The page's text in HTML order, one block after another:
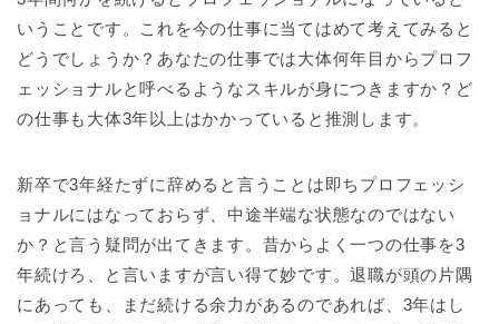
いうことです。これを今の仕事に当てはめて考えてみると
どうでしょうか？あなたの仕事では大体何年目からプロフ
ェッショナルと呼べるようなスキルが身につきますか？ど
の仕事も大体3年以上はかかっていると推測します。
新卒で3年経たずに辞めると言うことは即ちプロフェッシ
ョナルにはなっておらず、中途半端な状態なのではない
か？と言う疑問が出てきます。昔からよく一つの仕事を3
年続けろ、と言いますが言い得て妙です。退職が頭の片隅
にあっても、まだ続ける余力があるのであれば、3年はし